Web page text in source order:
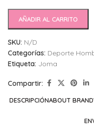
AÑADIR AL CARRITO
SKU: N/D
Categorías: Deporte
Etiqueta: Joma
Compartir:
DESCRIPCIÓNABOUT BRAND